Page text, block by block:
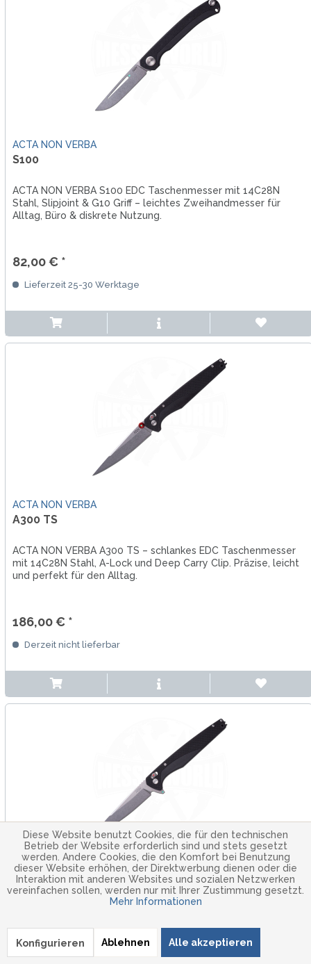
ACTA NON VERBA
S100
ACTA NON VERBA S100 EDC Taschenmesser mit 14C28N
Stahl, Slipjoint & G10 Griff – leichtes Zweihandmesser für
Alltag, Büro & diskrete Nutzung.
82,00 € *
Lieferzeit 25-30 Werktage
ACTA NON VERBA
A300 TS
ACTA NON VERBA A300 TS – schlankes EDC Taschenmesser
mit 14C28N Stahl, A-Lock und Deep Carry Clip. Präzise, leicht
und perfekt für den Alltag.
186,00 € *
Derzeit nicht lieferbar
ACTA NON VERBA
A300 Flipper
Präzise, leicht und perfekt für den Alltag.
Diese Website benutzt Cookies, die für den technischen
Betrieb der Website erforderlich sind und stets gesetzt
werden. Andere Cookies, die den Komfort bei Benutzung
dieser Website erhöhen, der Direktwerbung dienen oder die
Interaktion mit anderen Websites und sozialen Netzwerken
vereinfachen sollen, werden nur mit Ihrer Zustimmung gesetzt.
Mehr Informationen
Ablehnen Alle akzeptieren
Konfigurieren